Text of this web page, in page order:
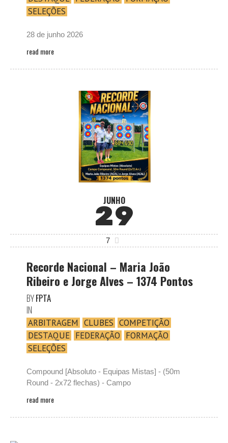
SELEÇÕES
28 de junho 2026
read more
JUNHO
29
7
Recorde Nacional – Maria João
Ribeiro e Jorge Alves – 1374 Pontos
BYFPTA
IN
ARBITRAGEM CLUBES COMPETIÇÃO
DESTAQUE FEDERAÇÃO FORMAÇÃO
SELEÇÕES
Compound [Absoluto - Equipas Mistas] - (50m
Round - 2x72 flechas) - Campo
read more